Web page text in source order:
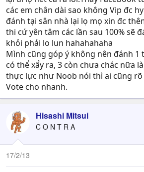
các em chân dài sao không Vip đc
đánh tại sân nhà lại lọ mọ xin đc
thi cứ yên tâm các lần sau 100% sẽ
khỏi phải lo lun hahahahaha
Mình cũng góp ý không nên đánh 1
có thể xẩy ra, 3 còn chưa chác nữa
thực lực như Noob nói thì ai cũng
Vote cho nhanh.
Hisashi Mitsui
C O N T R A
17/2/13